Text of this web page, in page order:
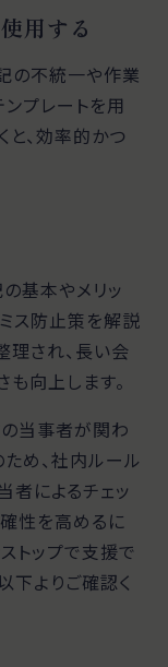
用する
の不統一や作業
プレートを用
、効率的かつ
基本やメリッ
ス防止策を解説
理され、長い会
向上します。
当事者が関わ
め、社内ルール
者によるチェッ
性を高めるに
トップで支援で
下よりご確認く